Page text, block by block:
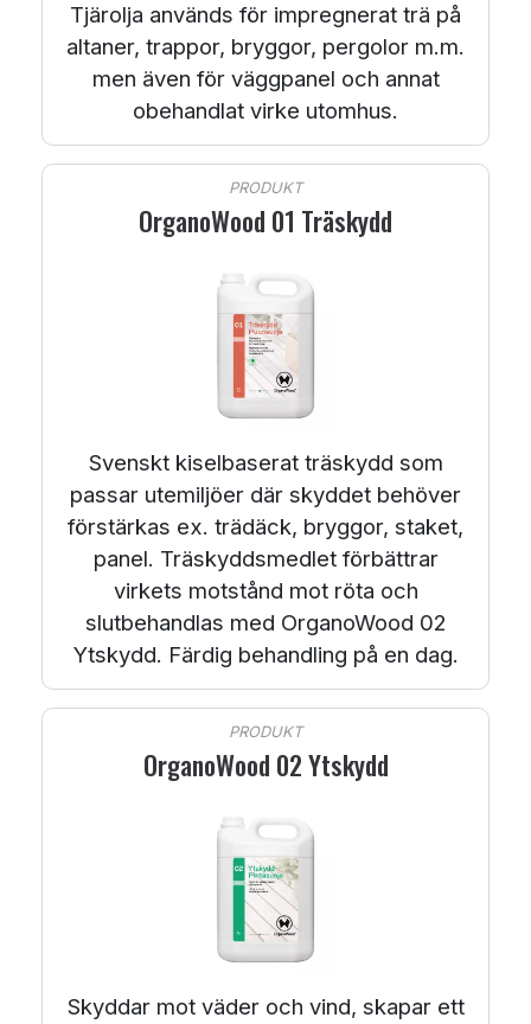
Tjärolja används för impregnerat trä på
altaner, trappor, bryggor, pergolor m.m.
men även för väggpanel och annat
obehandlat virke utomhus.
PRODUKT
OrganoWood 01 Träskydd
Svenskt kiselbaserat träskydd som
passar utemiljöer där skyddet behöver
förstärkas ex. trädäck, bryggor, staket,
panel. Träskyddsmedlet förbättrar
virkets motstånd mot röta och
slutbehandlas med OrganoWood 02
Ytskydd. Färdig behandling på en dag.
PRODUKT
OrganoWood 02 Ytskydd
Skyddar mot väder och vind, skapar ett